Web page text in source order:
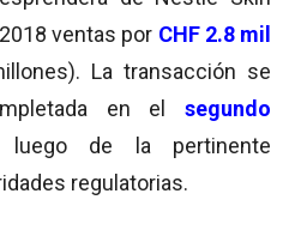
ventas por CHF 2.8 mil
La transacción se
en el segundo
de la pertinente
regulatorias.